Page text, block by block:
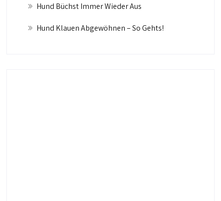
Hund Büchst Immer Wieder Aus
Hund Klauen Abgewöhnen – So Gehts!